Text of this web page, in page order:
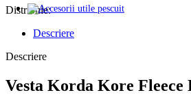
Distribuie:
Descriere
Descriere
Vesta Korda Kore Fleece